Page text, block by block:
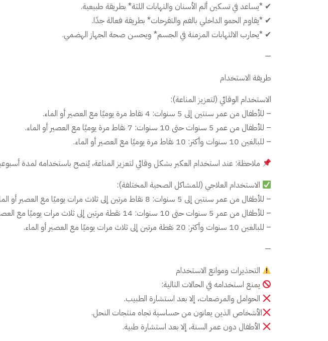
✔ *يساعد في تسكين ألم الأسنان والتهابات اللثة* بطريقة طبيعية.
✔ *يقاوم الحمو الداخلي بالفم والتقرحات* بطريقة فعالة جدًا.
✔ *يحارب الالتهابات المزمنة في الجسم* ويحسن صحة الجهاز الهضمي.
—
طريقة الاستخدام
الاستخدام الوقائي (لتعزيز المناعة):
– للأطفال من عمر سنتين إلى 5 سنوات: 4 نقاط مرة يوميًا مع العصير أو الماء.
– للأطفال من عمر 5 سنوات حتى 10 سنوات: 7 نقاط مرة يوميًا مع العصير أو الماء.
– للبالغين 10 سنوات وأكثر: 10 نقاط مرة يوميًا مع العصير أو الماء.
ملاحظة: عند استخدام العكبر بشكل وقائي لتعزيز المناعة، يُنصح باستخدامه لمدة
الاستخدام العلاجي (للمشاكل الصحية المختلفة):
– للأطفال من عمر سنتين إلى 5 سنوات: 8 نقاط مرتين إلى ثلاث مرات يوميًا مع العصير أو الماء.
– للأطفال من عمر 5 سنوات حتى 10 سنوات: 14 نقطة مرتين إلى ثلاث مرات يوميًا مع العصير أو الماء.
– للبالغين 10 سنوات وأكثر: 20 نقطة مرتين إلى ثلاث مرات يوميًا مع العصير أو الماء.
—
التحذيرات وموانع الاستخدام
يمنع استخدامه في الحالات التالية:
الحوامل والمرضعات، إلا بعد استشارة الطبيب.
الأشخاص الذين يعانون من حساسية تجاه منتجات النحل.
الأطفال دون عمر السنة، إلا بعد استشارة طبية.